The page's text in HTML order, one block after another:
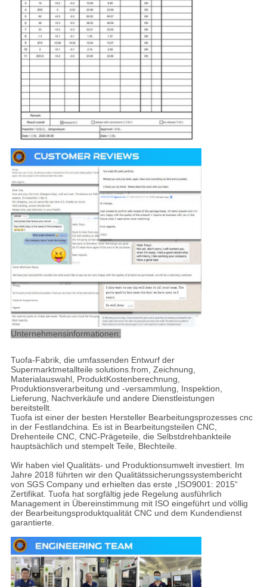
Unternehmensinformationen:
Tuofa-Fabrik, die umfassenden Entwurf der
Supermarktmetallteile solutions.from, Zeichnung,
Materialauswahl, ProduktKostenberechnung,
Produktionsverarbeitung und -versammlung, Inspektion,
Lieferung, Nachverkäufe und andere Dienstleistungen
bereitstellt.
Tuofa ist einer der besten Hersteller Bearbeitungsprozesses cnc
in der Festlandchina. Es ist in Bearbeitungsteilen CNC,
Drehenteile CNC, CNC-Prägeteile, die Selbstdrehbankteile
hauptsächlich und stempelt Teile, Blechteile.
Wir haben viel Qualitäts- und Produktionsumwelt investiert. Im
Jahre 2018 führten wir den Qualitätssicherungssystembericht
von SGS Company und erhielten das erste „ISO9001: 2015“
Zertifikat. Tuofa hat sorgfältig jede Regelung ausführlich
Management in Übereinstimmung mit ISO eingeführt und völlig
der Bearbeitungsproduktqualität CNC und dem Kundendienst
garantierte.